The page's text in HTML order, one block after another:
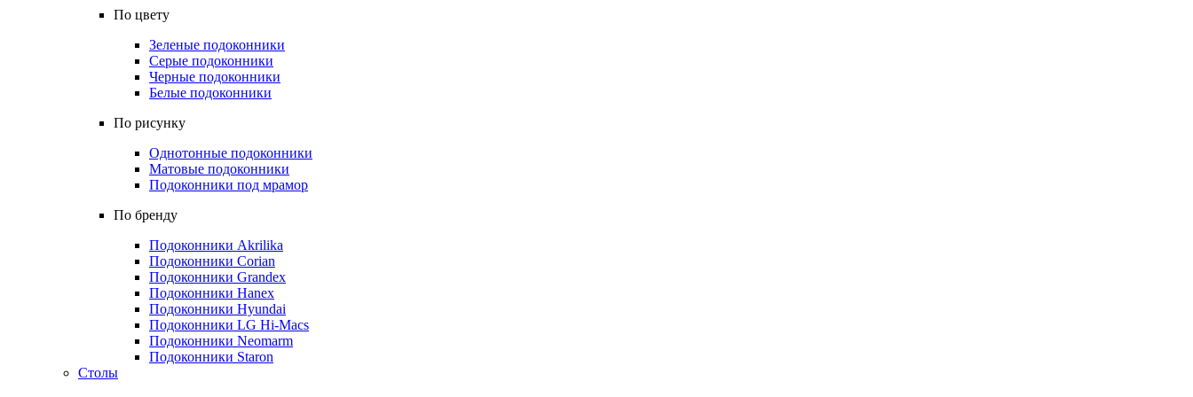
По цвету
Зеленые подоконники
Серые подоконники
Черные подоконники
Белые подоконники
По рисунку
Однотонные подоконники
Матовые подоконники
Подоконники под мрамор
По бренду
Подоконники Akrilika
Подоконники Corian
Подоконники Grandex
Подоконники Hanex
Подоконники Hyundai
Подоконники LG Hi-Macs
Подоконники Neomarm
Подоконники Staron
Столы